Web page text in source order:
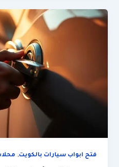
فتح ابواب سيارات بالكويت,